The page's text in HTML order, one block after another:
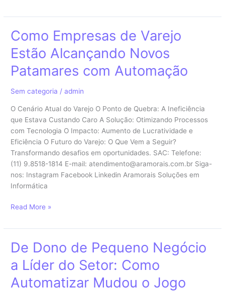
Como Empresas de Varejo
Estão Alcançando Novos
Patamares com Automação
Sem categoria /admin
O Cenário Atual do Varejo O Ponto de Quebra: A Ineficiência
que Estava Custando Caro A Solução: Otimizando Processos
com Tecnologia O Impacto: Aumento de Lucratividade e
Eficiência O Futuro do Varejo: O Que Vem a Seguir?
Transformando desafios em oportunidades. SAC: Telefone:
(11) 9.8518-1814 E-mail: atendimento@aramorais.com.br Siga-
nos: Instagram Facebook Linkedin Aramorais Soluções em
Informática
Como
Empresas
de
Varejo
Estão
Alcançando
Patamares
com
Automação
Read More »
De Dono de Pequeno Negócio
a Líder do Setor: Como
Automatizar Mudou o Jogo
De
Dono
de
Pequeno
Negócio